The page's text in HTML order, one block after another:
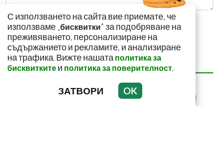
НАЙ-ЧЕТЕНИ
Домашен сок срещу
мазнините в корема!
С използването на сайта вие приемате, че
използваме „бисквитки" за подобряване на
преживяването, персонализиране на
съдържанието и рекламите, и анализиране
на трафика. Вижте нашата политика за
бисквитките и политика за поверителност.
ЗАТВОРИ OK